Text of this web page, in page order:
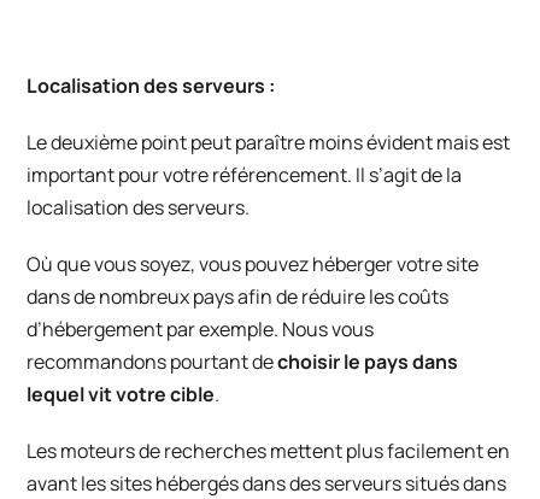
Localisation des serveurs :
Le deuxième point peut paraître moins évident mais est
important pour votre référencement. Il s’agit de la
localisation des serveurs.
Où que vous soyez, vous pouvez héberger votre site
dans de nombreux pays afin de réduire les coûts
d’hébergement par exemple. Nous vous
recommandons pourtant dechoisir le pays dans
lequel vit votre cible.
Les moteurs de recherches mettent plus facilement en
avant les sites hébergés dans des serveurs situés dans